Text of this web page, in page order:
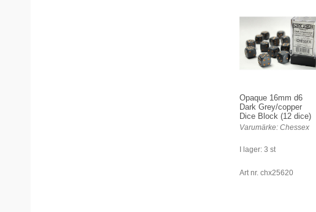
Opaque 16mm d6
Dark Grey/copper
Dice Block (12 dice)
Varumärke: Chessex
I lager: 3 st
Art nr. chx25620